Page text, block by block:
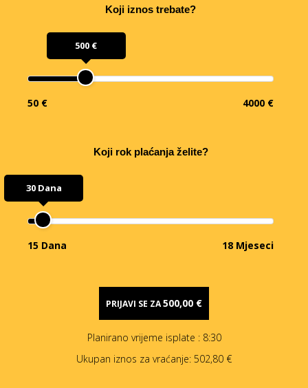
Koji iznos trebate?
500 €
50 € 4000 €
Koji rok plaćanja želite?
30 Dana
15 Dana 18 Mjeseci
PRIJAVI SE ZA500,00 €
Planirano vrijeme isplate : 8:30
Ukupan iznos za vraćanje: 502,80 €